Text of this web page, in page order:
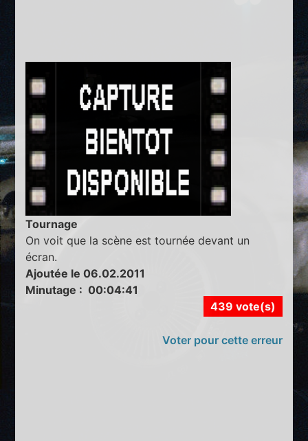
Tournage
On voit que la scène est tournée devant un
écran.
Ajoutée le 06.02.2011
Minutage : 00:04:41
439 vote(s)
Voter pour cette erreur